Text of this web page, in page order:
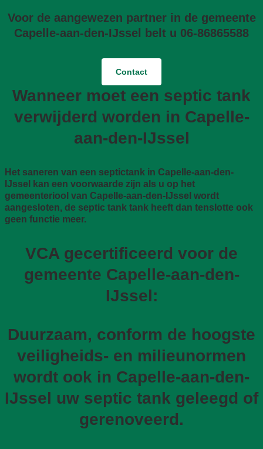
Voor de aangewezen partner in de gemeente
Capelle-aan-den-IJssel belt u 06-86865588
Contact
Wanneer moet een septic tank
verwijderd worden in Capelle-
aan-den-IJssel
Het saneren van een septictank in Capelle-aan-den-
IJssel kan een voorwaarde zijn als u op het
gemeenteriool van Capelle-aan-den-IJssel wordt
aangesloten, de septic tank tank heeft dan tenslotte ook
geen functie meer.
VCA gecertificeerd voor de
gemeente Capelle-aan-den-
IJssel:
Duurzaam, conform de hoogste
veiligheids- en milieunormen
wordt ook in Capelle-aan-den-
IJssel uw septic tank geleegd of
gerenoveerd.